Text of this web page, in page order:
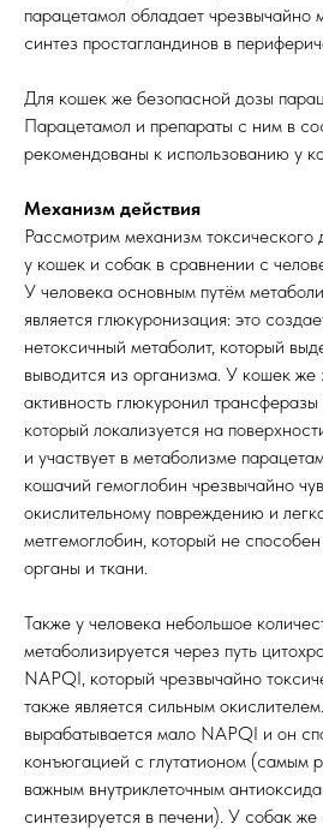
парацетамол обладает чрезвычайно
синтез простагландинов в
Для кошек же безопасной дозы
Парацетамол и препараты с ним в
рекомендованы к использованию у
Механизм действия
Рассмотрим механизм токсического
у кошек и собак в сравнении с
У человека основным путём
является глюкуронизация: это
нетоксичный метаболит, который
выводится из организма. У кошек
активность глюкуронил
который локализуется на
и участвует в метаболизме
кошачий гемоглобин чрезвычайно
окислительному повреждению и
метгемоглобин, который не
органы и ткани.
Также у человека небольшое
метаболизируется через путь
NAPQI, который чрезвычайно
также является сильным
вырабатывается мало NAPQI и он
конъюгацией с глутатионом (самым
важным внутриклеточным
синтезируется в печени). У собак